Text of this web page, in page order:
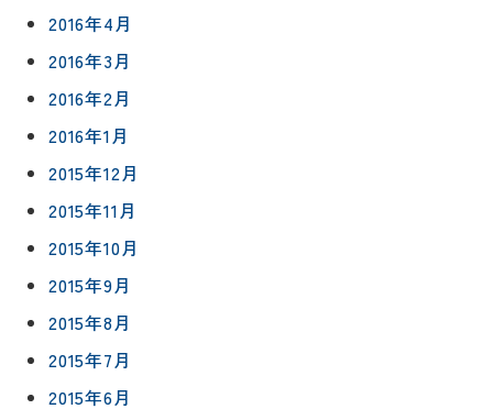
2016年4月
2016年3月
2016年2月
2016年1月
2015年12月
2015年11月
2015年10月
2015年9月
2015年8月
2015年7月
2015年6月